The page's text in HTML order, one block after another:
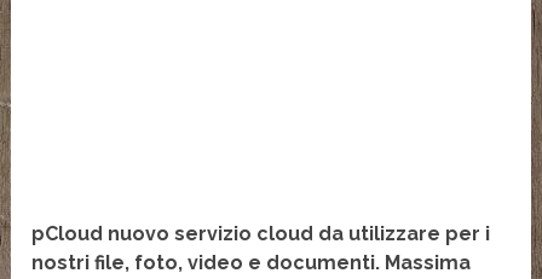
pCloud nuovo servizio cloud da utilizzare per i
nostri file, foto, video e documenti. Massima